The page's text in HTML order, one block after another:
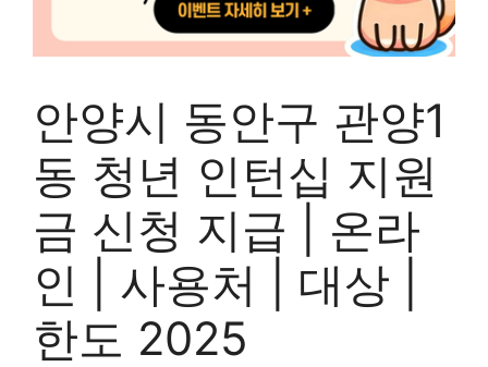
안양시 동안구 관양1
동 청년 인턴십 지원
금 신청 지급 | 온라
인 | 사용처 | 대상 |
한도 2025